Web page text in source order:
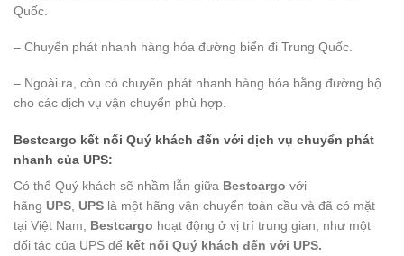
Quốc.
– Chuyển phát nhanh hàng hóa đường biển đi Trung Quốc.
– Ngoài ra, còn có chuyển phát nhanh hàng hóa bằng đường bộ
cho các dịch vụ vận chuyển phù hợp.
Bestcargo kết nối Quý khách đến với dịch vụ chuyển phát
nhanh của UPS:
Có thể Quý khách sẽ nhầm lẫn giữa Bestcargo với
hãng UPS UPS là một hãng vận chuyển toàn cầu và đã có mặt
tại Việt Nam, Bestcargo hoạt động ở vị trí trung gian, như một
đối tác của UPS để kết nối Quý khách đến với UPS.